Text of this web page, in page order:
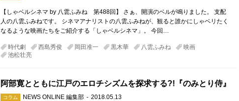
【しゃベルシネマ by 八雲ふみね 第488回】 さぁ、開演のベルが鳴りました。 支配
人の八雲ふみねです。 シネマアナリストの八雲ふみねが、観ると誰かにしゃベリたく
なるような映画たちをご紹介する「しゃベルシネマ」。 今回…
時代劇 西島秀俊 岡田准一 黒木華 八雲ふみね
映画
池松壮亮
阿部寛とともに江戸のエロチシズムを探求する?!『のみとり侍』
コラム NEWS ONLINE 編集部 2018.05.13